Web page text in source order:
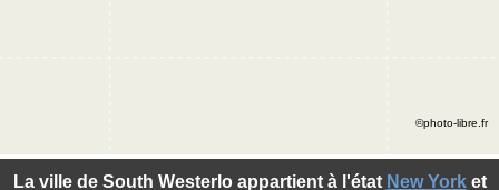
La ville de South Westerlo appartient à l'état New Yorket
©photo-libre.fr